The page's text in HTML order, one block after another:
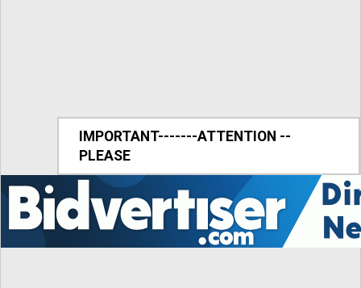
IMPORTANT-------ATTENTION --
PLEASE